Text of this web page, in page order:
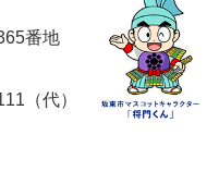
番地
（代）